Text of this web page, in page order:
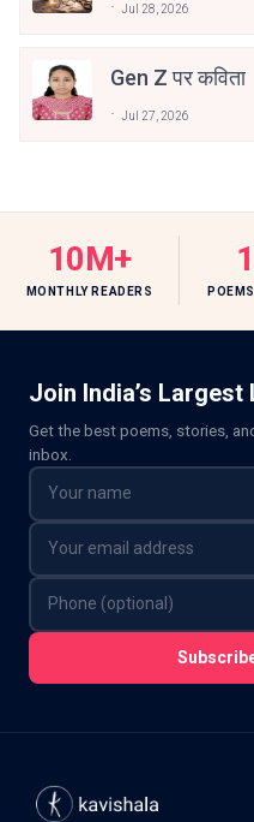
Jul 28, 2026
Gen Z पर कविता
Jul 27, 2026
10M+
MONTHLY READERS
Join India’s
Get the best poems, stories,
inbox.